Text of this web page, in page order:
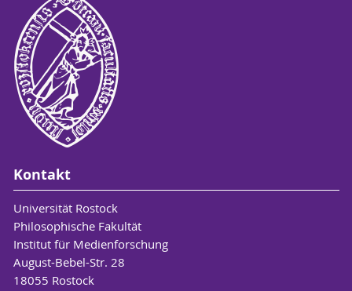
Kontakt
Universität Rostock
Philosophische Fakultät
Institut für Medienforschung
August-Bebel-Str. 28
18055 Rostock